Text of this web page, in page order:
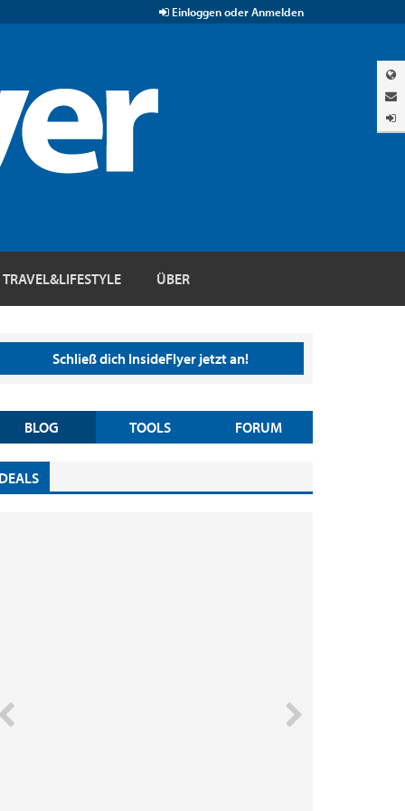
Einloggen oder Anmelden
TRAVEL&LIFESTYLE ÜBER
Schließ dich InsideFlyer jetzt an!
BLOG TOOLS FORUM
DEALS